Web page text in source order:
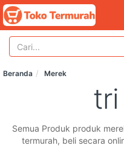
Beranda Merek
Semua Produk produk
termurah, beli secara